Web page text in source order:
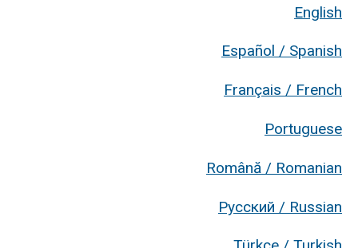
English
Español / Spanish
Français / French
Portuguese
Română / Romanian
Русский / Russian